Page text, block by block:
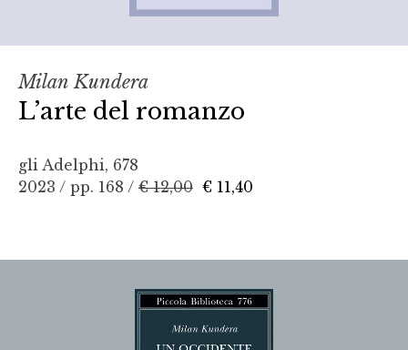
Milan Kundera
L’arte del romanzo
gli Adelphi, 678
2023 / pp. 168 / € 12,00 € 11,40